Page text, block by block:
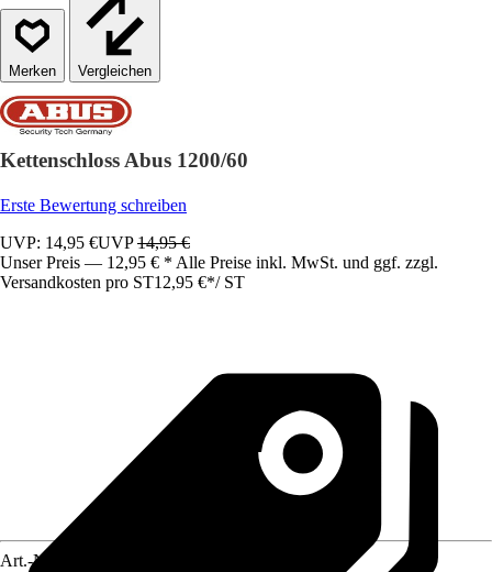
Vergleichen
Kettenschloss Abus 1200/60
Erste Bewertung schreiben
UVP: 14,95 €UVP14,95 €
Unser Preis — 12,95 € * Alle Preise inkl. MwSt. und ggf. zzgl.
Versandkosten pro ST12,95 €*/ ST
Art.-Nr.